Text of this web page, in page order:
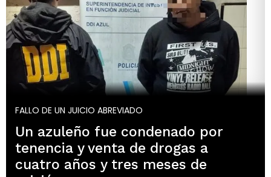
FALLO DE UN JUICIO ABREVIADO
Un azuleño fue condenado por
tenencia y venta de drogas a
cuatro años y tres meses de